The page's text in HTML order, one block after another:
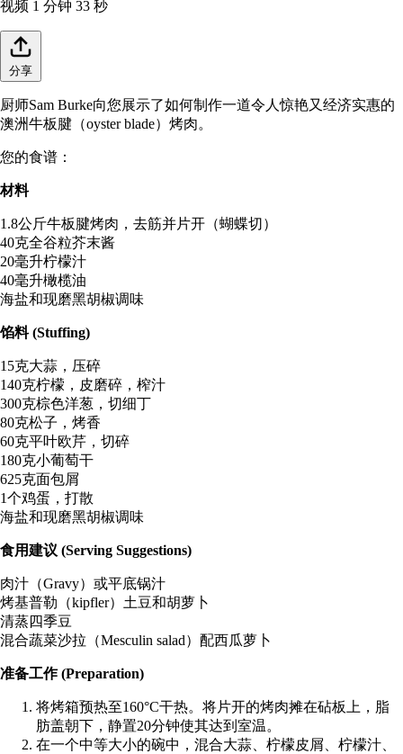
视频 1 分钟 33 秒
分享
厨师Sam Burke向您展示了如何制作一道令人惊艳又经济实惠的
澳洲牛板腱（oyster blade）烤肉。
您的食谱：
材料
1.8公斤牛板腱烤肉，去筋并片开（蝴蝶切）
40克全谷粒芥末酱
20毫升柠檬汁
40毫升橄榄油
海盐和现磨黑胡椒调味
馅料 (Stuffing)
15克大蒜，压碎
140克柠檬，皮磨碎，榨汁
300克棕色洋葱，切细丁
80克松子，烤香
60克平叶欧芹，切碎
180克小葡萄干
625克面包屑
1个鸡蛋，打散
海盐和现磨黑胡椒调味
食用建议 (Serving Suggestions)
肉汁（Gravy）或平底锅汁
烤基普勒（kipfler）土豆和胡萝卜
清蒸四季豆
混合蔬菜沙拉（Mesculin salad）配西瓜萝卜
准备工作 (Preparation)
将烤箱预热至160°C干热。将片开的烤肉摊在砧板上，脂
肪盖朝下，静置20分钟使其达到室温。
在一个中等大小的碗中，混合大蒜、柠檬皮屑、柠檬汁、